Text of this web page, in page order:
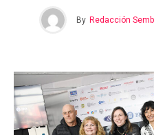
By Redacción